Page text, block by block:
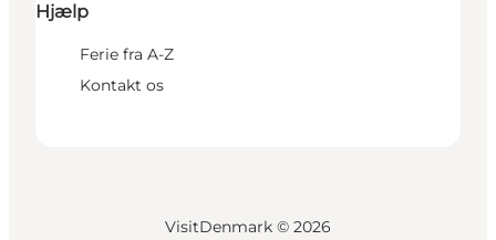
Hjælp
Ferie fra A-Z
Kontakt os
VisitDenmark © 2026